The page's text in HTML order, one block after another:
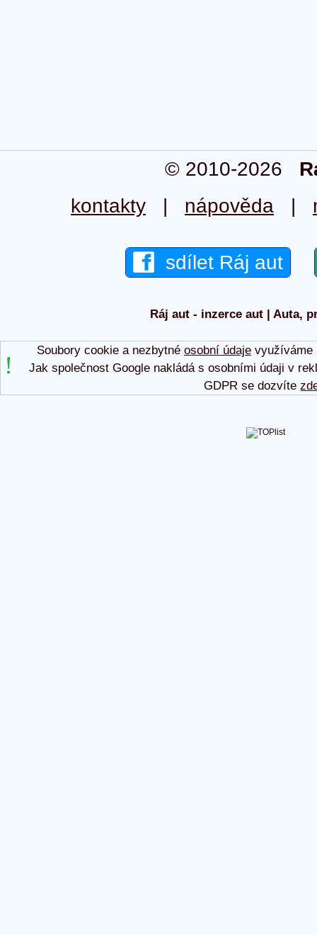
© 2010-2026
kontakty | nápověda |
sdílet Ráj aut
Ráj aut - inzerce aut | Auta,
Soubory cookie a nezbytné osobní údajevyužíváme
Jak společnost Google nakládá s osobními údaji v
GDPR se dozvíte